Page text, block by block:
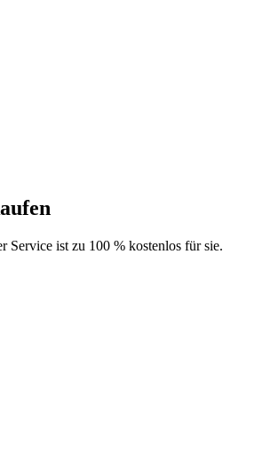
Service ist zu 100 % kostenlos für sie.